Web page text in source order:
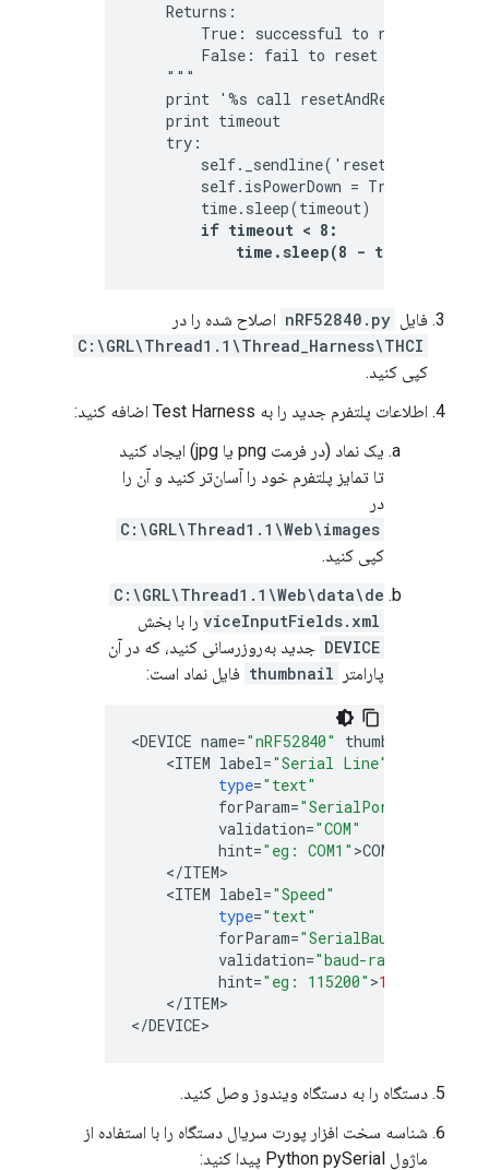
    Returns:
True: successful to reset and
False: fail to reset and rejoin
    """
print '%s call resetAndRejoin' %
    print timeout
    try:
        self._sendline('reset')
        self.isPowerDown = True
        time.sleep(timeout)
if timeout < 8:      # Sleep a
            time.sleep(8 - timeout)
فایل nRF52840.py اصلاح شده را در
C:\GRL\Thread1.1\Thread_Harness\THCI
کپی کنید.
اطلاعات پلتفرم جدید را به Test Harness اضافه کنید:
یک نماد (در فرمت png یا jpg) ایجاد کنید
تا تمایز پلتفرم خود را آسان‌تر کنید و آن را
در
C:\GRL\Thread1.1\Web\images
کپی کنید.
C:\GRL\Thread1.1\Web\data\de
viceInputFields.xml را با بخش
DEVICE جدید به‌روزرسانی کنید، که در آن
پارامتر
thumbnail فایل نماد است:
<DEVICE name="nRF52840" thumbnail
<ITEM label="Serial Line"
type="text"
forParam="SerialPort"
validation="COM"
hint="eg: COM1" >COM
</ITEM
<ITEM label="Speed"
type="text"
forParam="SerialBaudRate"
validation="baud-rate"
hint="eg: 115200" >115200
</ITEM>
</DEVICE
دستگاه را به دستگاه ویندوز وصل کنید.
شناسه سخت افزار پورت سریال دستگاه را با استفاده از
ماژول Python pySerial پیدا کنید: